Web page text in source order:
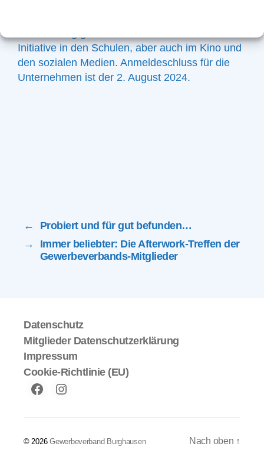
Initiative in den Schulen, aber auch im Kino und
den sozialen Medien. Anmeldeschluss für die
Unternehmen ist der 2. August 2024.
←
Probiert und für gut befunden…
→
Immer beliebter: Die Afterwork-Treffen der
Gewerbeverbands-Mitglieder
Datenschutz
Mitglieder Datenschutzerklärung
Impressum
Cookie-Richtlinie (EU)
Facebookinstagram
© 2026Gewerbeverband Burghausen Nach oben ↑